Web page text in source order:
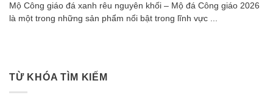
Mộ Công giáo đá xanh rêu nguyên khối – Mộ đá Công giáo 2026
là một trong những sản phẩm nổi bật trong lĩnh vực ...
TỪ KHÓA TÌM KIẾM